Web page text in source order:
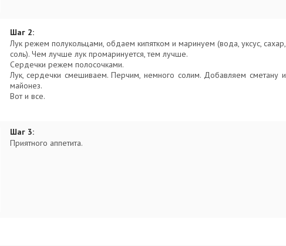
Шаг 2:
Лук режем полукольцами, обдаем кипятком и маринуем (вода, уксус, сахар,
соль). Чем лучше лук промаринуется, тем лучше.
Сердечки режем полосочками.
Лук, сердечки смешиваем. Перчим, немного солим. Добавляем сметану и
майонез.
Вот и все.
Шаг 3:
Приятного аппетита.